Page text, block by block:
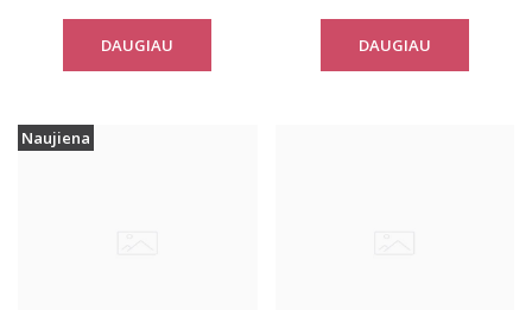
DAUGIAU DAUGIAU
Naujiena